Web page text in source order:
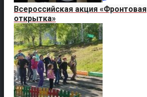
Всероссийская акция «Фронтовая
открытка»